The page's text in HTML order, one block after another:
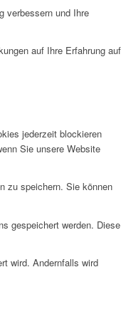
verbessern und Ihre
auf Ihre Erfahrung auf
jederzeit blockieren
Sie unsere Website
zu speichern. Sie können
gespeichert werden. Diese
wird. Andernfalls wird